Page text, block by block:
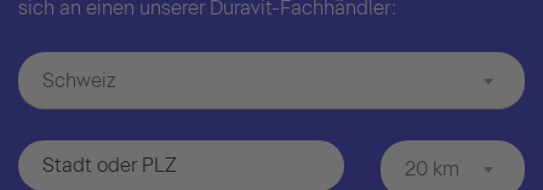
sich an einen unserer Duravit-Fachhändler:
Schweiz
20 km